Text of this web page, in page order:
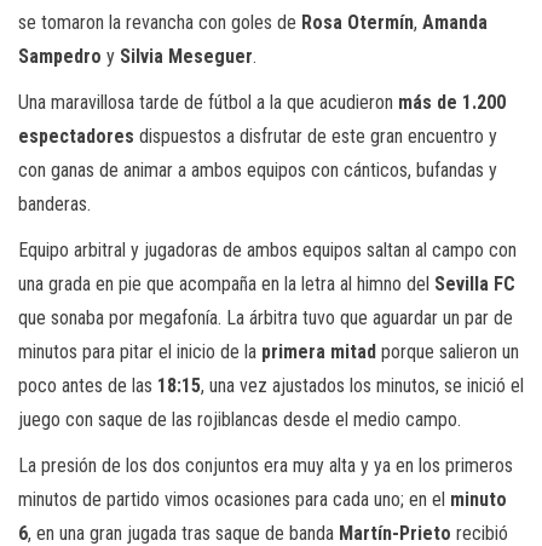
se tomaron la revancha con goles de Rosa Otermín, Amanda
Sampedro y Silvia Meseguer.
Una maravillosa tarde de fútbol a la que acudieron más de 1.200
espectadores dispuestos a disfrutar de este gran encuentro y
con ganas de animar a ambos equipos con cánticos, bufandas y
banderas.
Equipo arbitral y jugadoras de ambos equipos saltan al campo con
una grada en pie que acompaña en la letra al himno del Sevilla FC
que sonaba por megafonía. La árbitra tuvo que aguardar un par de
minutos para pitar el inicio de la primera mitad porque salieron un
poco antes de las 18:15, una vez ajustados los minutos, se inició el
juego con saque de las rojiblancas desde el medio campo.
La presión de los dos conjuntos era muy alta y ya en los primeros
minutos de partido vimos ocasiones para cada uno; en el minuto
6, en una gran jugada tras saque de banda Martín-Prieto recibió